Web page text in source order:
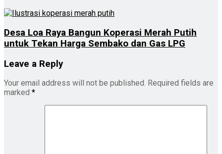
Desa Loa Raya Bangun Koperasi Merah Putih
untuk Tekan Harga Sembako dan Gas LPG
Leave a Reply
Your email address will not be published. Required fields are
marked *